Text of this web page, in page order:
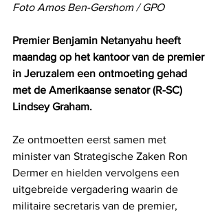
Foto Amos Ben-Gershom / GPO
Premier Benjamin Netanyahu heeft
maandag op het kantoor van de premier
in Jeruzalem een ontmoeting gehad
met de Amerikaanse senator (R-SC)
Lindsey Graham.
Ze ontmoetten eerst samen met
minister van Strategische Zaken Ron
Dermer en hielden vervolgens een
uitgebreide vergadering waarin de
militaire secretaris van de premier,